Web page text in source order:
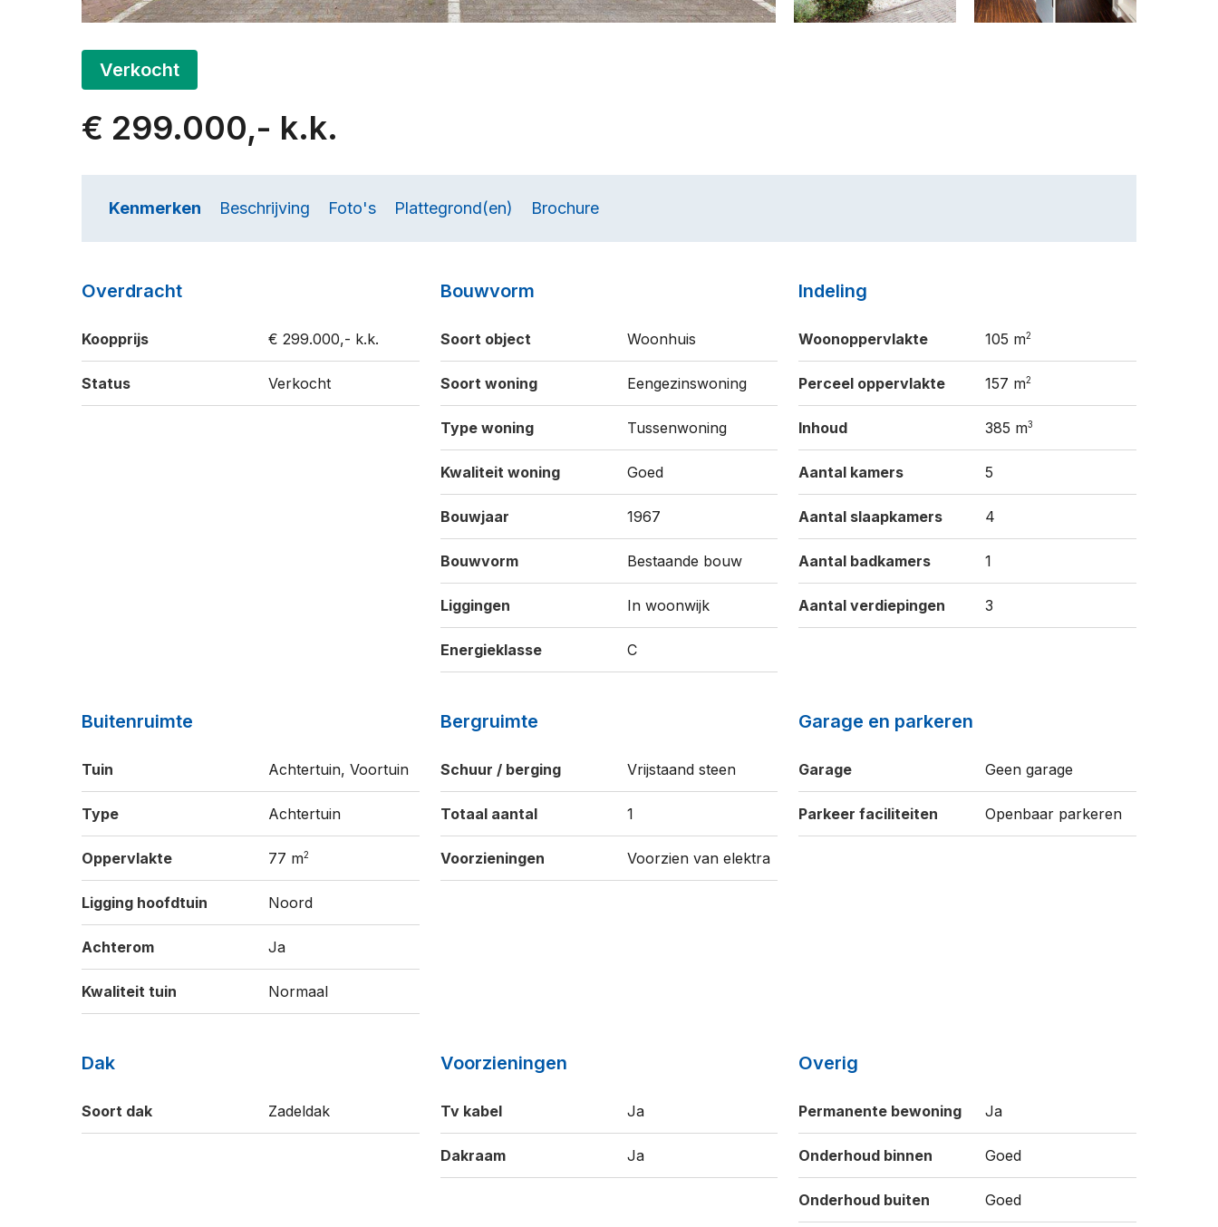
Verkocht
€ 299.000,- k.k.
Kenmerken Beschrijving Foto's Plattegrond(en) Brochure
Overdracht
Koopprijs € 299.000,- k.k.
Status Verkocht
Bouwvorm
Soort object Woonhuis
Soort woning Eengezinswoning
Type woning Tussenwoning
Kwaliteit woning Goed
Bouwjaar 1967
Bouwvorm Bestaande bouw
Liggingen In woonwijk
Energieklasse C
Indeling
Woonoppervlakte 105 m2
Perceel oppervlakte 157 m2
Inhoud 385 m3
Aantal kamers 5
Aantal slaapkamers 4
Aantal badkamers 1
Aantal verdiepingen 3
Buitenruimte
Tuin Achtertuin, Voortuin
Type Achtertuin
Oppervlakte 77 m2
Ligging hoofdtuin Noord
Achterom Ja
Kwaliteit tuin Normaal
Bergruimte
Schuur / berging Vrijstaand steen
Totaal aantal 1
Voorzieningen Voorzien van elektra
Garage en parkeren
Garage Geen garage
Parkeer faciliteiten Openbaar parkeren
Dak
Soort dak Zadeldak
Voorzieningen
Tv kabel Ja
Dakraam Ja
Overig
Permanente bewoning Ja
Onderhoud binnen Goed
Onderhoud buiten Goed